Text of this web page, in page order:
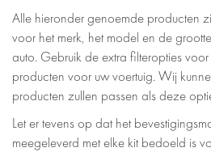
Alle hieronder genoemde producten
voor het merk, het model en de
auto. Gebruik de extra filteropties
producten voor uw voertuig. Wij
producten zullen passen als deze
Let er tevens op dat het
meegeleverd met elke kit bedoeld is